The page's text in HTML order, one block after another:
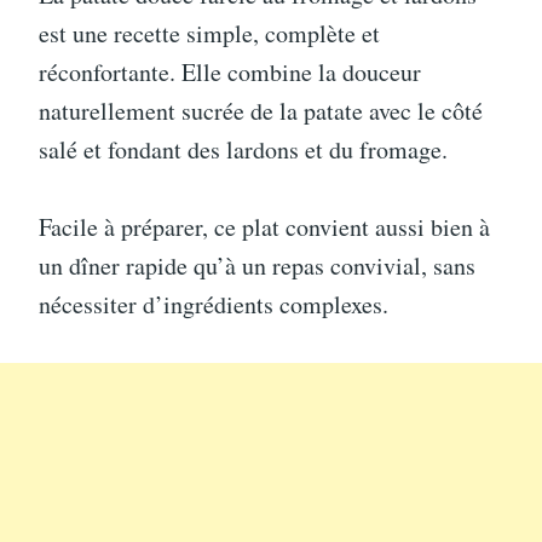
est une recette simple, complète et
réconfortante. Elle combine la douceur
naturellement sucrée de la patate avec le côté
salé et fondant des lardons et du fromage.
Facile à préparer, ce plat convient aussi bien à
un dîner rapide qu’à un repas convivial, sans
nécessiter d’ingrédients complexes.